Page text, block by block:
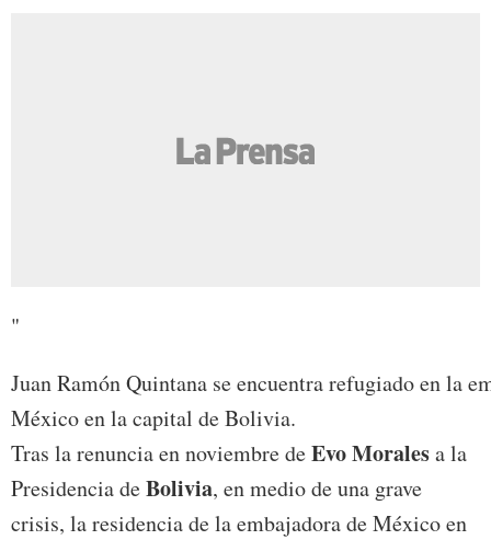
"
Juan Ramón Quintana se encuentra refugiado en la
México en la capital de Bolivia.
Tras la renuncia en noviembre deEvo Moralesa la
Presidencia deBolivia, en medio de una grave
crisis, la residencia de la embajadora de México en